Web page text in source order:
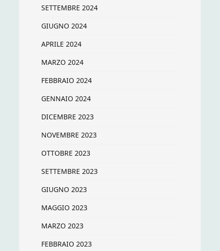
SETTEMBRE 2024
GIUGNO 2024
APRILE 2024
MARZO 2024
FEBBRAIO 2024
GENNAIO 2024
DICEMBRE 2023
NOVEMBRE 2023
OTTOBRE 2023
SETTEMBRE 2023
GIUGNO 2023
MAGGIO 2023
MARZO 2023
FEBBRAIO 2023